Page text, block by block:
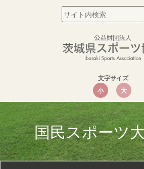
文字サイズ
小
大
国民スポーツ